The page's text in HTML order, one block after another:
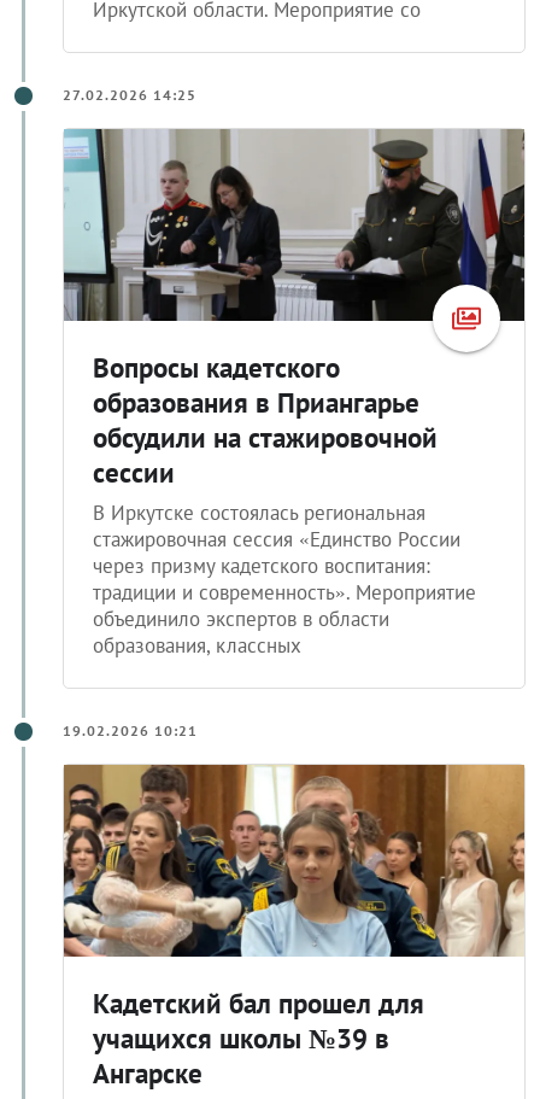
Иркутской области. Мероприятие со
27.02.2026 14:25
Вопросы кадетского
образования в Приангарье
обсудили на стажировочной
сессии
В Иркутске состоялась региональная
стажировочная сессия «Единство России
через призму кадетского воспитания:
традиции и современность». Мероприятие
объединило экспертов в области
образования, классных
19.02.2026 10:21
Кадетский бал прошел для
учащихся школы №39 в
Ангарске